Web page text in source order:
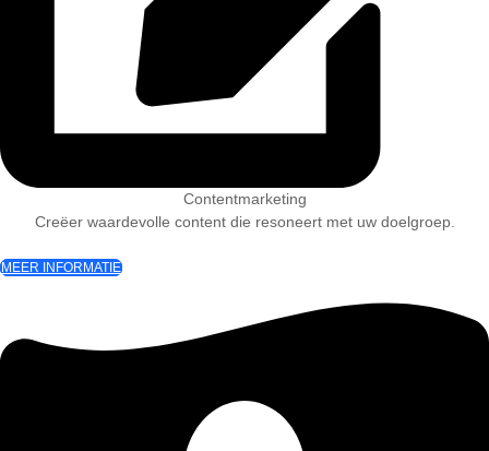
Contentmarketing
Creëer waardevolle content die resoneert met uw doelgroep.
MEER INFORMATIE